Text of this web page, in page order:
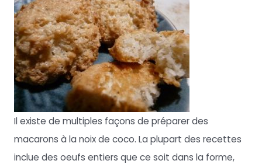
Il existe de multiples façons de préparer des
macarons à la noix de coco. La plupart des recettes
inclue des oeufs entiers que ce soit dans la forme,